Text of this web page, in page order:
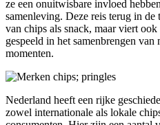
ze een onuitwisbare invloed
samenleving. Deze reis terug in
van chips als snack, maar viert
gespeeld in het samenbrengen van
momenten.
Nederland heeft een rijke
zowel internationale als lokale